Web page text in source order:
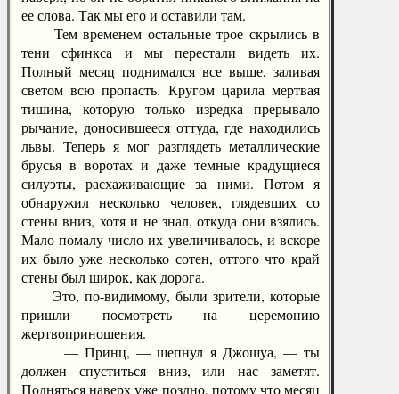
ее слова. Так мы его и оставили там.
Тем временем остальные трое скрылись в
тени сфинкса и мы перестали видеть их.
Полный месяц поднимался все выше, заливая
светом всю пропасть. Кругом царила мертвая
тишина, которую только изредка прерывало
рычание, доносившееся оттуда, где находились
львы. Теперь я мог разглядеть металлические
брусья в воротах и даже темные крадущиеся
силуэты, расхаживающие за ними. Потом я
обнаружил несколько человек, глядевших со
стены вниз, хотя и не знал, откуда они взялись.
Мало-помалу число их увеличивалось, и вскоре
их было уже несколько сотен, оттого что край
стены был широк, как дорога.
Это, по-видимому, были зрители, которые
пришли посмотреть на церемонию
жертвоприношения.
— Принц, — шепнул я Джошуа, — ты
должен спуститься вниз, или нас заметят.
Подняться наверх уже поздно, потому что месяц